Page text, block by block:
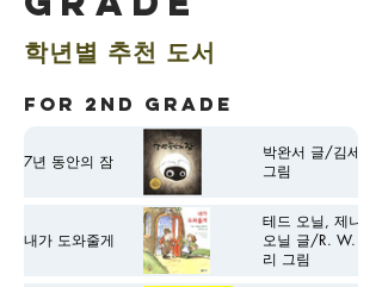
학년별 추천 도서
FOR 2nd GRADE
7년 동안의 잠
박완서 글/김세현
그림
내가 도와줄게
테드 오닐, 제니
오닐 글/R. W. 앨
리 그림